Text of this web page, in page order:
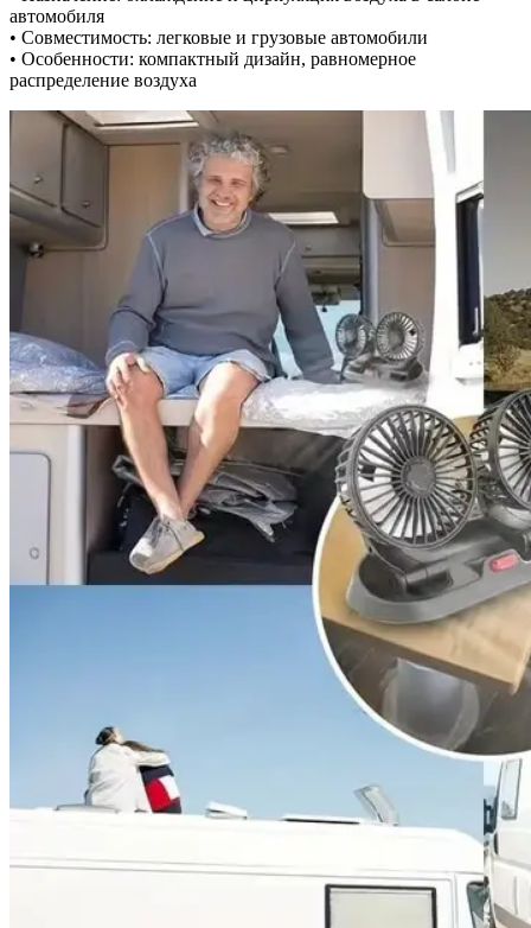
автомобиля
• Совместимость: легковые и грузовые автомобили
• Особенности: компактный дизайн, равномерное
распределение воздуха